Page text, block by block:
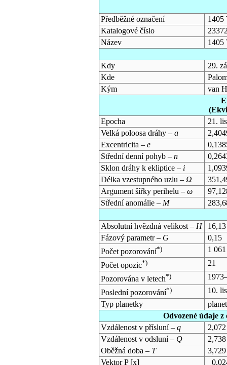
Předběžné označení
1405
Katalogové číslo
Název
1405
Kdy
29.
Kde
Kým
van
Epocha
21.
Velká poloosa dráhy –a
Excentricita –e
Střední denní pohyb –n
Sklon dráhy k ekliptice – i
Délka vzestupného uzlu –Ω
Argument šířky perihelu –ω
Střední anomálie – M
Absolutní hvězdná velikost – H
Fázový parametr – G
0,15
Počet pozorování*)
1 061
Počet opozic*)
21
Pozorována v letech*)
Poslední pozorování*)
10.
Typ planetky
Odvozené údaje
Vzdálenost v přísluní –q
Vzdálenost v odsluní – Q
Oběžná doba – T
Vektor P [x]